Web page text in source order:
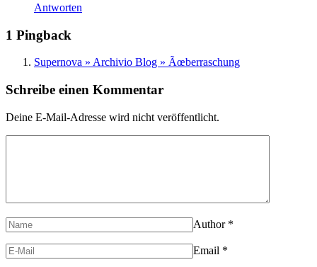
Antworten
1 Pingback
Supernova » Archivio Blog » Ãœberraschung
Schreibe einen Kommentar
Deine E-Mail-Adresse wird nicht veröffentlicht.
Author *
Email *